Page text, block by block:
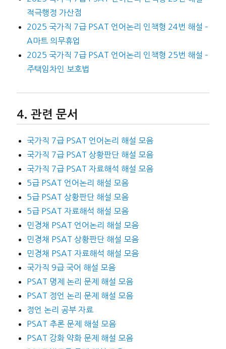
적극행정 가산점
2025 국가직 7급 PSAT 언어논리 인책형 24번 해설 –
A마트 의무휴업
2025 국가직 7급 PSAT 언어논리 인책형 25번 해설 –
주택임차인 보호법
관련 문서
국가직 7급 PSAT 언어논리 해설 모음
국가직 7급 PSAT 상황판단 해설 모음
국가직 7급 PSAT 자료해석 해설 모음
5급 PSAT 언어논리 해설 모음
5급 PSAT 상황판단 해설 모음
5급 PSAT 자료해석 해설 모음
민경채 PSAT 언어논리 해설 모음
민경채 PSAT 상황판단 해설 모음
민경채 PSAT 자료해석 해설 모음
국가직 9급 국어 해설 모음
PSAT 명제 논리 문제 해설 모음
PSAT 정언 논리 문제 해설 모음
정언 논리 공부 자료
PSAT 추론 문제 해설 모음
PSAT 강화 약화 문제 해설 모음